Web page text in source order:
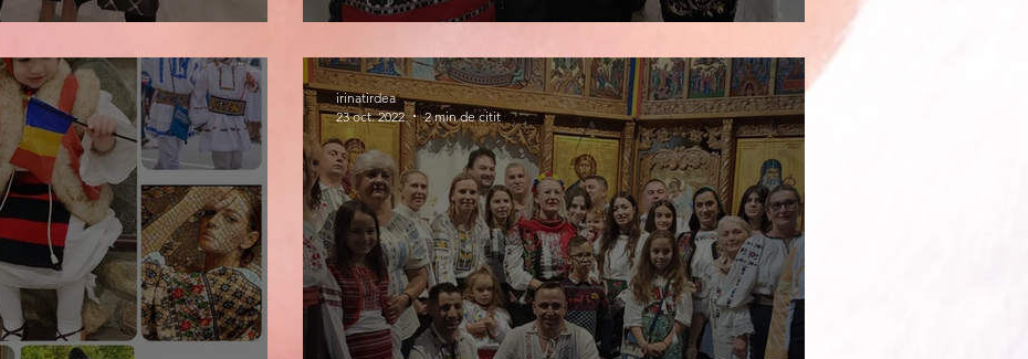
irinatirdea
23 oct. 2022
2 min de citit